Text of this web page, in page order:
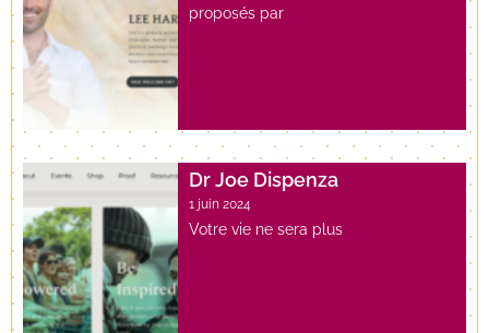
proposés par
Dr Joe Dispenza
1 juin 2024
Votre vie ne sera plus